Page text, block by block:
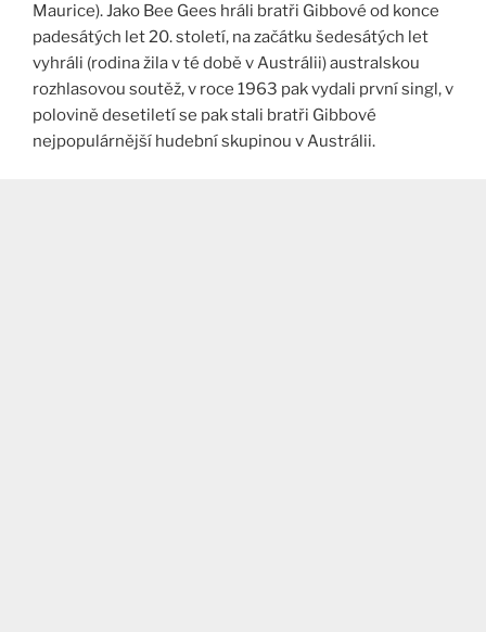
Maurice). Jako Bee Gees hráli bratři Gibbové od konce
padesátých let 20. století, na začátku šedesátých let
vyhráli (rodina žila v té době v Austrálii) australskou
rozhlasovou soutěž, v roce 1963 pak vydali první singl, v
polovině desetiletí se pak stali bratři Gibbové
nejpopulárnější hudební skupinou v Austrálii.